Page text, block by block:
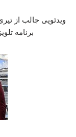
ویدئویی جالب از
برنامه